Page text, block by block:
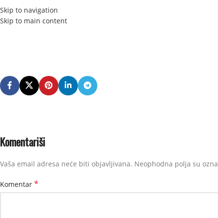
Skip to navigation
Skip to main content
Komentariši
Vaša email adresa neće biti objavljivana. Neophodna polja su
Komentar *